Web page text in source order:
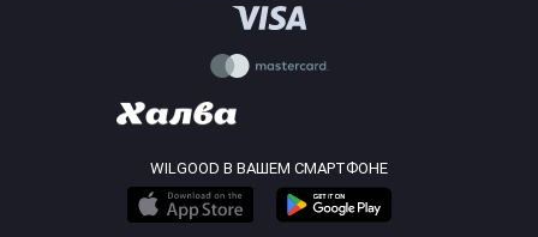
WILGOOD В ВАШЕМ СМАРТФОНЕ